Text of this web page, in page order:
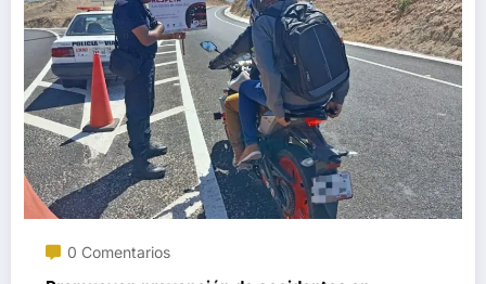
0 Comentarios